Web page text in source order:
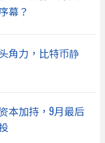
幕？
角力，比特币静
本加持，9月最后